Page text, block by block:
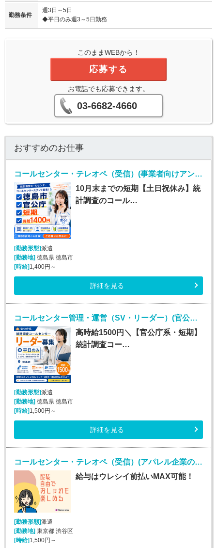
勤務条件
週3日～5日
◆平日のみ週3～5日勤務
このままWEBから！
応募する
お電話でも応募できます。
03-6682-4660
おすすめのお仕事
コールセンター・テレオペ（受信）(事業者向けアンケート不備確認のお仕事)
10月末までの短期【土日祝休み】統
計調査のコール…
[勤務形態]派遣
[勤務地]徳島県 徳島市
[時給]1,400円～
詳細を見る
コールセンター管理・運営（SV・リーダー）(官公庁関連の確認電話・データ入力業務リーダー（管理者）)
高時給1500円＼【官公庁系・短期】
統計調査コー…
[勤務形態]派遣
[勤務地]徳島県 徳島市
[時給]1,500円～
詳細を見る
コールセンター・テレオペ（受信）(アパレル企業のコールセンターお問い合わせ対応業務)
給与はウレシイ前払いMAX可能！
[勤務形態]派遣
[勤務地] 東京都 渋谷区
[時給] 1,500円～